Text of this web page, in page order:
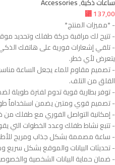
⃁137,00
- *مميزات المنتج*
- تتيح لك مراقبة حركة طفلك وتحديد
- تلقي إشعارات فورية على هاتفك
يتعرض لأي خطر.
- تصميم مقاوم للماء يجعل الساعة
القلق من التلف.
- توفر بطارية قوية تدوم لفترة طويلة
- تصميم قوي ومتين يضمن استخداماً
- إمكانية التواصل الفوري مع طفلك من
- تتبع نشاط طفلك وعدد الخطوات التي
- ساعة مصممة بشكل جذاب ومريح
- تحديثات البيانات والموقع بشكل
- ضمان حماية البيانات الشخصية